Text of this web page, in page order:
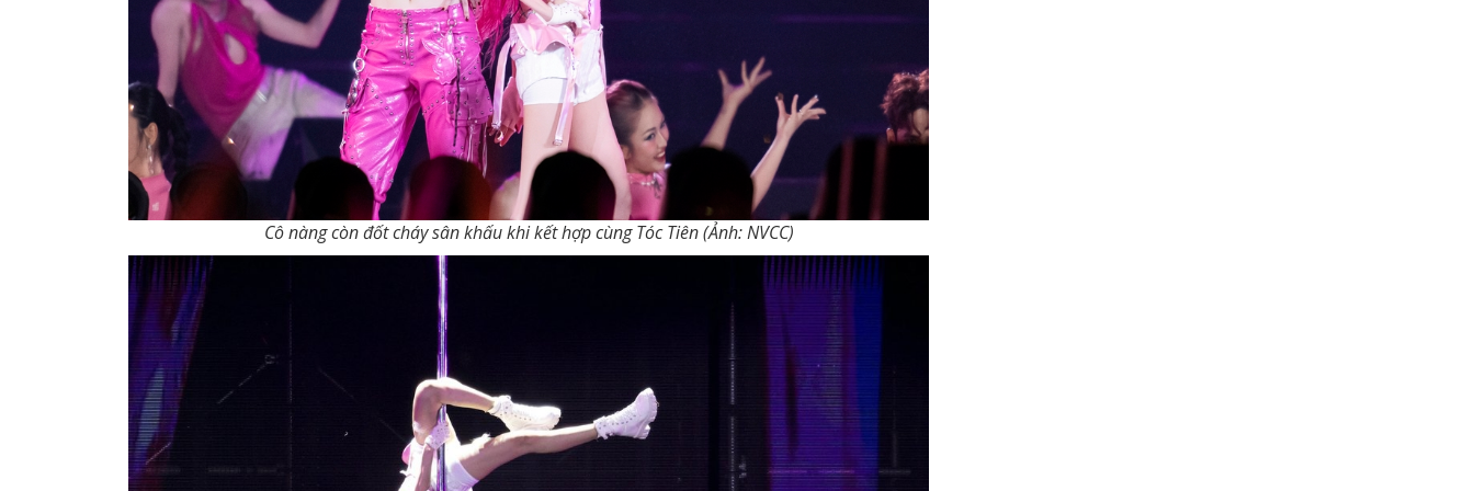
Cô nàng còn đốt cháy sân khấu khi kết hợp cùng Tóc Tiên (Ảnh: NVCC)